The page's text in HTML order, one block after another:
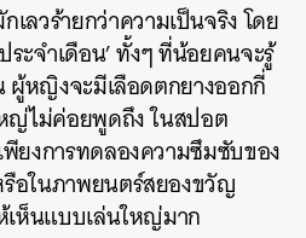
ลวร้ายกว่าความเป็นจริง โดย
ระจำเดือน’ ทั้งๆ ที่น้อยคนจะรู้
ผู้หญิงจะมีเลือดตกยางออกกี่
ญ่ไม่ค่อยพูดถึง ในสปอต
ยงการทดลองความซึมซับของ
อในภาพยนตร์สยองขวัญ
เห็นแบบเล่นใหญ่มาก